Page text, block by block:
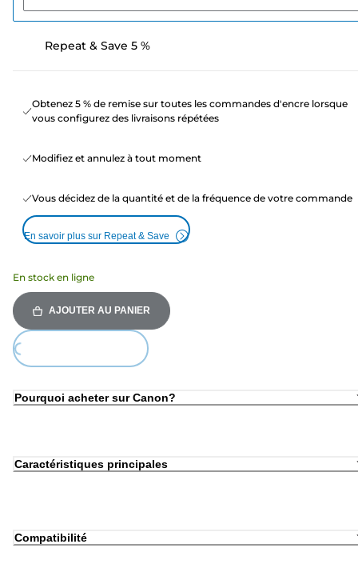
Repeat & Save 5 %
Obtenez 5 % de remise sur toutes les commandes d'encre lorsque
vous configurez des livraisons répétées
Modifiez et annulez à tout moment
Vous décidez de la quantité et de la fréquence de votre commande
En savoir plus sur Repeat & Save
En stock en ligne
AJOUTER AU PANIER
Pourquoi acheter sur Canon?
Caractéristiques principales
Compatibilité